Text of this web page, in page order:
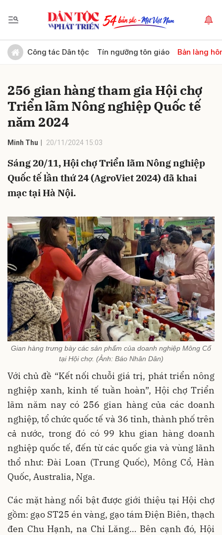
Công tác Dân tộc Tín ngưỡng tôn giáo Bản làng
256 gian hàng tham gia Hội chợ
Triển lãm Nông nghiệp Quốc tế
năm 2024
Minh Thu 20/11/2024 15:03
Sáng 20/11, Hội chợ Triển lãm Nông nghiệp
Quốc tế lần thứ 24 (AgroViet 2024) đã khai
mạc tại Hà Nội.
Gian hàng trưng bày các sản phẩm của doanh nghiệp Mông Cổ
tại Hội chợ. (Ảnh: Báo Nhân Dân)
Với chủ đề “Kết nối chuỗi giá trị, phát triển nông
nghiệp xanh, kinh tế tuần hoàn”, Hội chợ Triển
lãm năm nay có 256 gian hàng của các doanh
nghiệp, tổ chức quốc tế và 36 tỉnh, thành phố trên
cả nước, trong đó có 99 khu gian hàng doanh
nghiệp quốc tế, đến từ các quốc gia và vùng lãnh
thổ như: Đài Loan (Trung Quốc), Mông Cổ, Hàn
Quốc, Australia, Nga.
Các mặt hàng nổi bật được giới thiệu tại Hội chợ
gồm: gạo ST25 én vàng, gạo tám Điện Biên, thạch
đen Chu Hạnh, na Chi Lăng… Bên cạnh đó, Hội
Gửi bình luận